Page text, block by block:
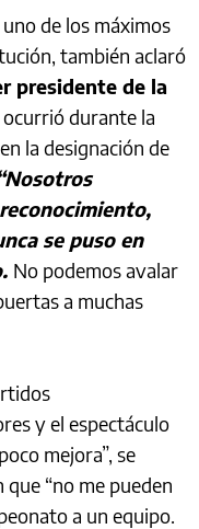
uno de los máximos
también aclaró
presidente de la
durante la
la designación de
se puso en
No podemos avalar
a muchas
y el espectáculo
mejora”, se
“no me pueden
a un equipo.